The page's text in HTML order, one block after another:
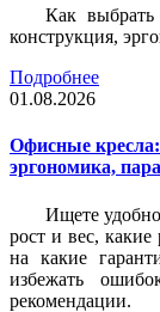
Как
конструкция,
Подробнее
01.08.2026
Офисные
эргономика,
Ищете
рост и вес,
на какие
избежать
рекомендации.